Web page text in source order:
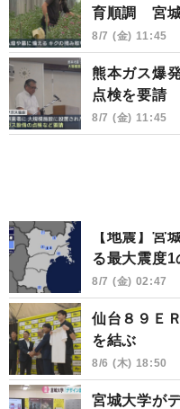
育順調 宮
8/7 (金) 11:45
熊本ガス爆
点検を要請
8/7 (金) 11:45
【地震】宮
る最大震度1
8/7 (金) 02:47
仙台８９Ｅ
を結ぶ
8/6 (木) 18:50
宮城大学が